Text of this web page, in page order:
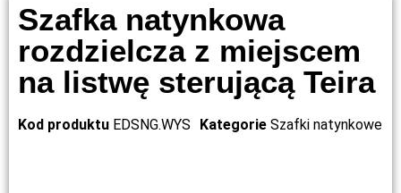
Szafka natynkowa
rozdzielcza z miejscem
na listwę sterującą Teira
Kod produktu EDSNG.WYS Kategorie Szafki natynkowe